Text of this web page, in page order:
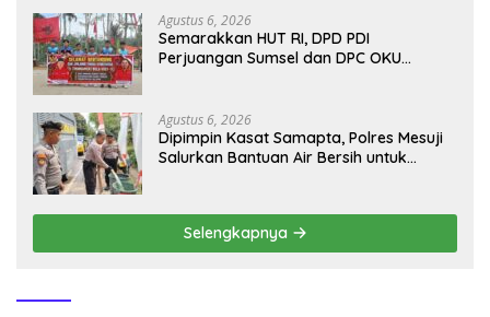
Agustus 6, 2026
Semarakkan HUT RI, DPD PDI
Perjuangan Sumsel dan DPC OKU
Agustus 6, 2026
Dipimpin Kasat Samapta, Polres Mesuji
Salurkan Bantuan Air Bersih untuk
Selengkapnya